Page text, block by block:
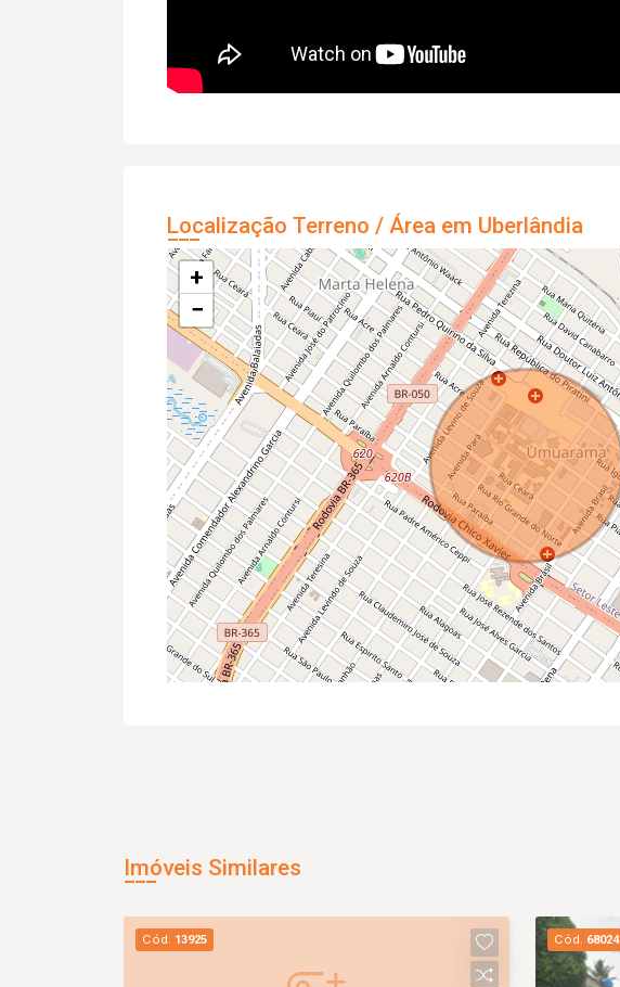
Localização Terreno / Área em Uberlândia
+
−
Imóveis Similares
Cód. 13925 Cód. 68024